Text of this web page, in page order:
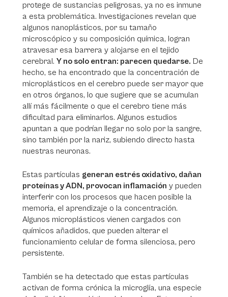
protege de sustancias peligrosas, ya no es inmune
a esta problemática. Investigaciones revelan que
algunos nanoplásticos, por su tamaño
microscópico y su composición química, logran
atravesar esa barrera y alojarse en el tejido
cerebral. Y no solo entran: parecen quedarse. De
hecho, se ha encontrado que la concentración de
microplásticos en el cerebro puede ser mayor que
en otros órganos, lo que sugiere que se acumulan
allí más fácilmente o que el cerebro tiene más
dificultad para eliminarlos. Algunos estudios
apuntan a que podrían llegar no solo por la sangre,
sino también por la nariz, subiendo directo hasta
nuestras neuronas.
Estas partículas generan estrés oxidativo, dañan
proteínas y ADN, provocan inflamación y pueden
interferir con los procesos que hacen posible la
memoria, el aprendizaje o la concentración.
Algunos microplásticos vienen cargados con
químicos añadidos, que pueden alterar el
funcionamiento celular de forma silenciosa, pero
persistente.
También se ha detectado que estas partículas
activan de forma crónica la microglía, una especie